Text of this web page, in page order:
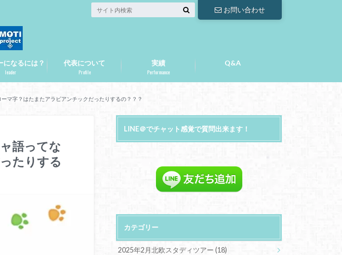
お問い合わせ
になるには？
leader
代表について
Profile
実績
Performance
Q&A
マ字？はたまたアラビアンチックだったりするの？？？
語ってな
たりする
LINE＠でチャット感覚で質問出来ます！
カテゴリー
2025年2月北欧スタディツアー(18)